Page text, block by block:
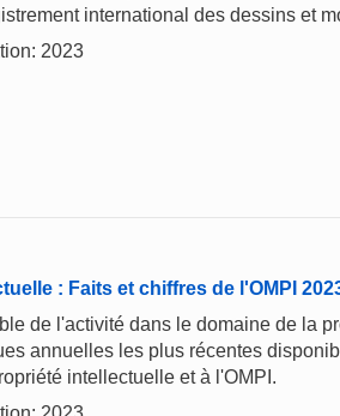
international des dessins et
2023
: Faits et chiffres de l'OMPI
de l'activité dans le domaine de la
annuelles les plus récentes
intellectuelle et à l'OMPI.